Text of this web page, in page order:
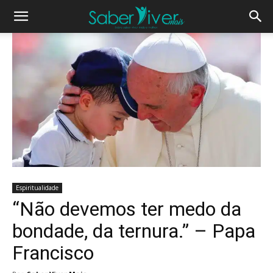
Espiritualidade
“Não devemos ter medo da
bondade, da ternura.” – Papa
Francisco